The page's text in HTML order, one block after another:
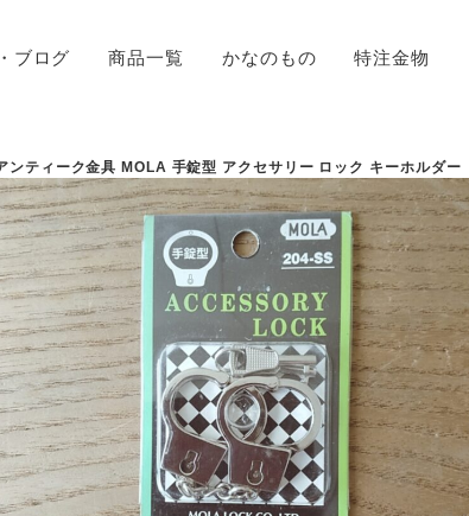
ブログ 商品一覧 かなのもの 特注金物
ンティーク金具 MOLA 手錠型 アクセサリー ロック キーホルダー